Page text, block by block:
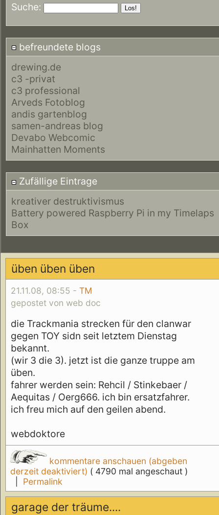
Suche:
befreundete blogs
drewing.de
c3 -privat
c3 professional
Arveds Fotoblog
andis gartenblog
samen-andreas blog
Devabo Webcomic
Mainhatten Moments
Zufällige Eintrage
kreativer destruktivismus
Battery powered Raspberry Pi in my Timelaps
Box
üben üben üben
21.11.08, 08:55 - TM
gepostet von web doc
die Trackmania strecken für den clanwar
gegen TOY sidn seit letztem Dienstag
bekannt.
(wir 3 die 3). jetzt ist die ganze truppe am
üben.
fahrer werden sein: Rehcil / Stinkebaer /
Aequitas / Oerg666. ich bin ersatzfahrer.
ich freu mich auf den geilen abend.
webdoktore
kommentare anschauen (abgeben
derzeit deaktiviert) ( 4790 mal angeschaut )
Permalink
garage der träume....